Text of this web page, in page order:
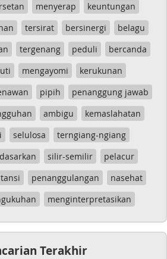
menyerap
keuntungan
tersirat bersinergi
belagu
tergenang peduli
bercanda
mengayomi
kerukunan
pipih
penanggung jawab
ambigu
kemaslahatan
selulosa
terngiang-ngiang
silir-semilir
pelacur
penanggulangan
nasehat
menginterpretasikan
Terakhir